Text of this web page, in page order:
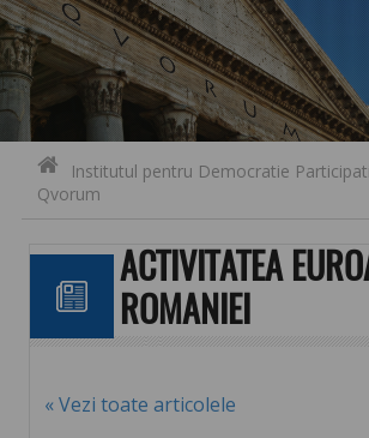
Contact
Skip to content
Institutul pentru Democratie
Qvorum
ACTIVITATEA
ROMANIEI
« Vezi toate articolele